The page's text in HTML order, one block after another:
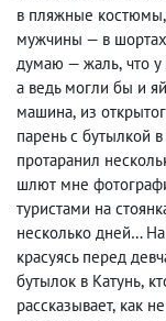
в пляжные костюмы,
мужчины — в
думаю — жаль, что
а ведь могли бы и
машина, из
парень с бутылкой
протаранил
шлют мне
туристами на
несколько дней…
красуясь перед
бутылок в Катунь,
рассказывает, как